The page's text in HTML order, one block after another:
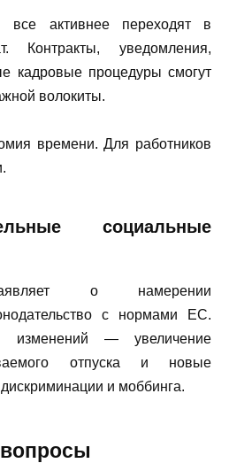
все активнее переходят в
Контракты, уведомления,
кадровые процедуры смогут
волокиты.
времени. Для работников
социальные
о намерении
с нормами ЕС.
изменений — увеличение
отпуска и новые
и моббинга.